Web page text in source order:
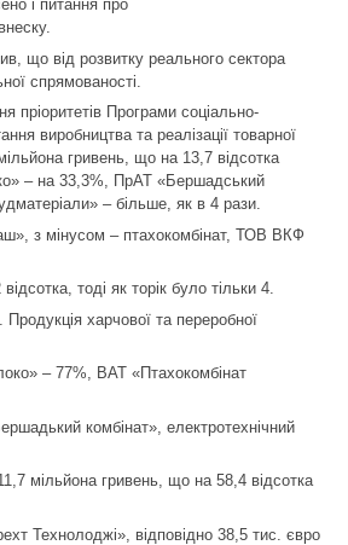
і питання про
що від розвитку реального сектора
спрямованості.
пріоритетів Програми соціально-
виробництва та реалізації товарної
гривень, що на 13,7 відсотка
– на 33,3%, ПрАТ «Бершадський
– більше, як в 4 рази.
з мінусом – птахокомбінат, ТОВ ВКФ
тоді як торік було тільки 4.
харчової та переробної
– 77%, ВАТ «Птахокомбінат
комбінат», електротехнічний
мільйона гривень, що на 58,4 відсотка
Технолоджі», відповідно 38,5 тис. євро